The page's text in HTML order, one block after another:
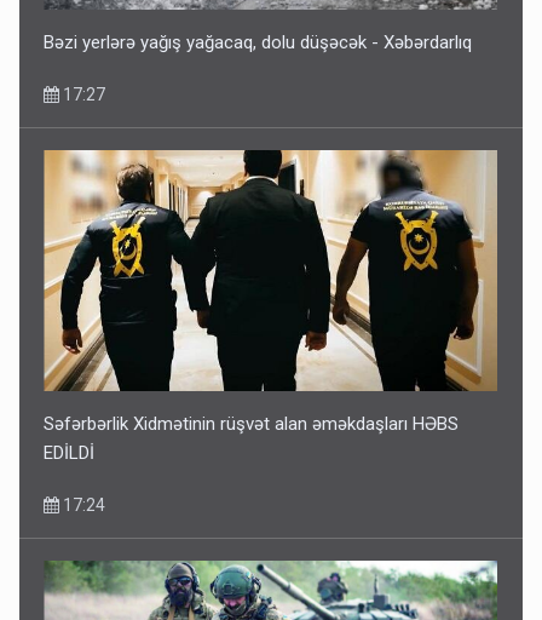
Bəzi yerlərə yağış yağacaq, dolu düşəcək - Xəbərdarlıq
17:27
Səfərbərlik Xidmətinin rüşvət alan əməkdaşları HƏBS
EDİLDİ
17:24